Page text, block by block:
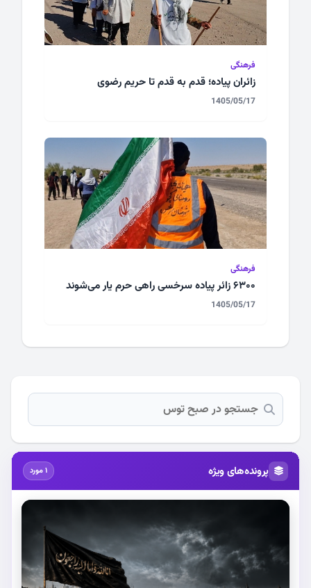
فرهنگی
زائران پیاده؛ قدم به قدم تا حریم رضوی
1405/05/17
فرهنگی
۶۳۰۰ زائر پیاده سرخسی راهی حرم یار می‌شوند
1405/05/17
پرونده‌های ویژه 1 مورد